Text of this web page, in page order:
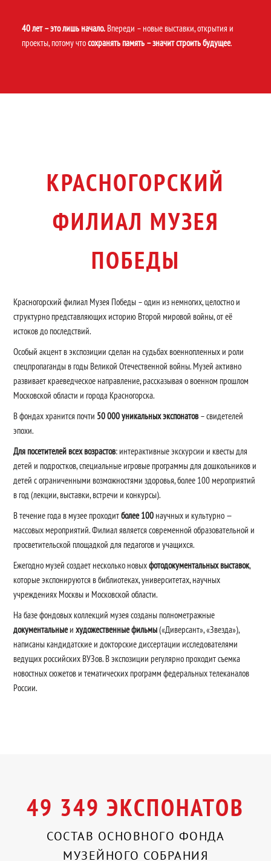
40 лет – это лишь начало.Впереди – новые выставки, открытия и
проекты, потому чтосохранять память – значит строить будущее.
КРАСНОГОРСКИЙ
ФИЛИАЛ МУЗЕЯ
ПОБЕДЫ
Красногорский филиал Музея Победы – один из немногих, целостно и
структурно представляющих историю Второй мировой войны, от её
истоков до последствий.
Особый акцент в экспозиции сделан на судьбах военнопленных и роли
спецпропаганды в годы Великой Отечественной войны. Музей активно
развивает краеведческое направление, рассказывая о военном прошлом
Московской области и города Красногорска.
В фондах хранится почти 50 000уникальных экспонатов – свидетелей
эпохи.
Для посетителей всех возрастов: интерактивные экскурсии и квесты для
детей и подростков, специальные игровые программы для дошкольников и
детей с ограниченными возможностями здоровья, более 100 мероприятий
в год (лекции, выставки, встречи и конкурсы).
В течение года в музее проходитболее 100научных и культурно —
массовых мероприятий. Филиал является современной образовательной и
просветительской площадкой для педагогов и учащихся.
Ежегодно музей создает несколько новыхфотодокументальных выставок,
которые экспонируются в библиотеках, университетах, научных
учреждениях Москвы и Московской области.
На базе фондовых коллекций музея созданы полнометражные
документальныеихудожественные фильмы(«Диверсант», «Звезда»),
написаны кандидатские и докторские диссертации исследователями
ведущих российских ВУЗов. В экспозиции регулярно проходит съемка
новостных сюжетов и тематических программ федеральных телеканалов
России.
49 349 ЭКСПОНАТОВ
СОСТАВ ОСНОВНОГО ФОНДА
МУЗЕЙНОГО СОБРАНИЯ